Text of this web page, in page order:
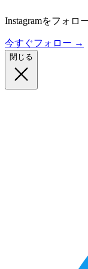
Instagramをフォロ
今すぐフォロー →
閉じる